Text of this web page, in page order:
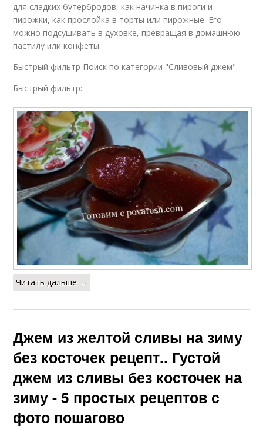
для сладких бутербродов, как начинка в пироги и
пирожки, как прослойка в торты или пирожные. Его
можно подсушивать в духовке, превращая в домашнюю
пастилу или конфеты.
Быстрый фильтр Поиск по категории "Сливовый джем"
Быстрый фильтр:
Читать дальше →
Джем из желтой сливы на зиму
без косточек рецепт.. Густой
джем из сливы без косточек на
зиму - 5 простых рецептов с
фото пошагово